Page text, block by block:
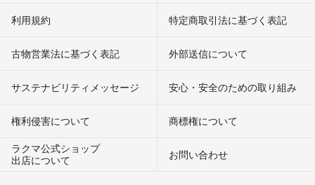
利用規約 特定商取引法に基づく表記
古物営業法に基づく表記 外部送信について
サステナビリティメッセージ 安心・安全のための取り組み
権利侵害について
商標権について
ラクマ公式ショップ
出店について
お問い合わせ